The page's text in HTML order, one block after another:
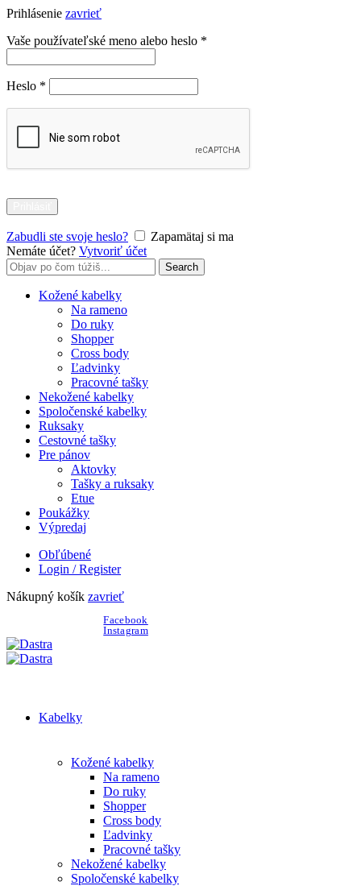
Prihlásenie zavrieť
Vaše používateľské meno alebo heslo *
Heslo *
Zabudli ste svoje heslo?
Zapamätaj si ma
Nemáte účet? Vytvoriť účet
Search
for:
Search
Kožené kabelky
Na rameno
Do ruky
Shopper
Cross body
Ľadvinky
Pracovné tašky
Nekožené kabelky
Spoločenské kabelky
Ruksaky
Cestovné tašky
Pre pánov
Aktovky
Tašky a ruksaky
Etue
Poukážky
Výpredaj
Obľúbené
Login / Register
Nákupný košík zavrieť
Facebook
Instagram
Kabelky
Kožené kabelky
Na rameno
Do ruky
Shopper
Cross body
Ľadvinky
Pracovné tašky
Nekožené kabelky
Spoločenské kabelky